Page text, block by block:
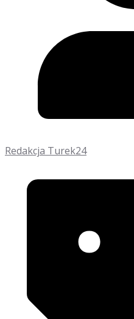
Redakcja Turek24